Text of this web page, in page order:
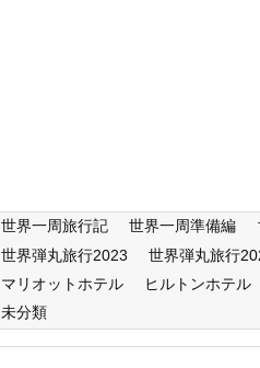
世界一周旅行記 世界一周準備編
世界弾丸旅行2023
世界弾丸旅行
マリオットホテル
ヒルトンホテル
未分類